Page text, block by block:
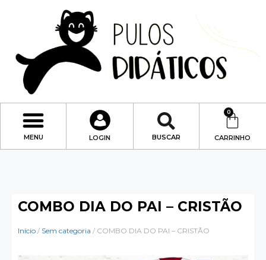
MENU LOGIN BUSCAR
0
CARRINHO
COMBO DIA DO PAI – CRISTÃO
Início / Sem categoria / COMBO DIA DO PAI – CRISTÃO